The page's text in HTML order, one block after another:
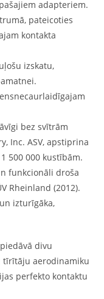
adapteriem.
pateicoties
kontakta
izskatu,
bez svītrām
Inc. ASV, apstiprina
500 000 kustībām.
funkcionāli droša
Rheinland (2012).
izturīgāka,
divu
tīrītāju aerodinamiku
perfekto kontaktu